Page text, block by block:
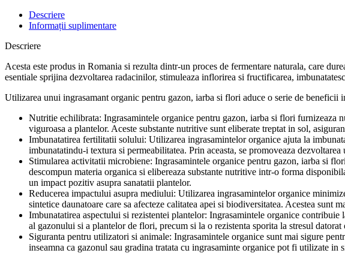
Descriere
Informații suplimentare
Descriere
Acesta este produs in Romania si rezulta dintr-un proces de fermentare naturala, care
esentiale sprijina dezvoltarea radacinilor, stimuleaza inflorirea si fructificarea,
Utilizarea unui ingrasamant organic pentru gazon, iarba si flori aduce o serie de beneficii
Nutritie echilibrata: Ingrasamintele organice pentru gazon, iarba si flori furnizeaza
viguroasa a plantelor. Aceste substante nutritive sunt eliberate treptat in sol,
Imbunatatirea fertilitatii solului: Utilizarea ingrasamintelor organice ajuta la
imbunatatindu-i textura si permeabilitatea. Prin aceasta, se promoveaza
Stimularea activitatii microbiene: Ingrasamintele organice pentru gazon, iarba si
descompun materia organica si elibereaza substante nutritive intr-o forma
un impact pozitiv asupra sanatatii plantelor.
Reducerea impactului asupra mediului: Utilizarea ingrasamintelor organice
sintetice daunatoare care sa afecteze calitatea apei si biodiversitatea. Acestea
Imbunatatirea aspectului si rezistentei plantelor: Ingrasamintele organice
al gazonului si a plantelor de flori, precum si la o rezistenta sporita la stresul
Siguranta pentru utilizatori si animale: Ingrasamintele organice sunt mai sigure
inseamna ca gazonul sau gradina tratata cu ingrasaminte organice pot fi utilizate in